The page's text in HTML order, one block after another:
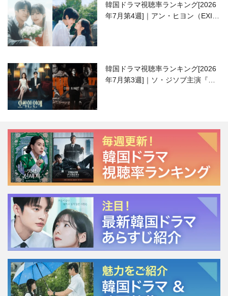
韓国ドラマ視聴率ランキング[2026
年7月第4週]｜アン・ヒヨン（EXID
韓国ドラマ視聴率ランキング[2026
年7月第3週]｜ソ・ジソブ主演『エ